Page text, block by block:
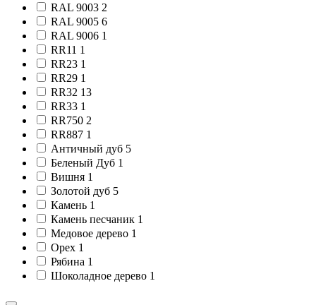
RAL 9003 2
RAL 9005 6
RAL 9006 1
RR11 1
RR23 1
RR29 1
RR32 13
RR33 1
RR750 2
RR887 1
Античный дуб 5
Беленый Дуб 1
Вишня 1
Золотой дуб 5
Камень 1
Камень песчаник 1
Медовое дерево 1
Орех 1
Рябина 1
Шоколадное дерево 1